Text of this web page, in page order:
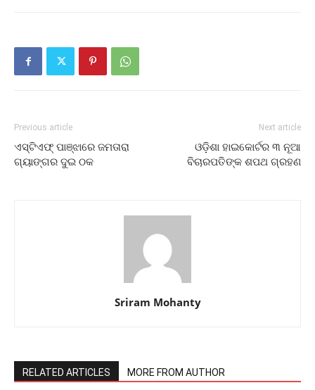
Previous article
ଏସ୍‌ଟିଏଫ୍ ପାଞ୍ଝାରେ ଜମତାରା
ଗ୍ୟାଙ୍ଗର ଦୁଇ ଠକ
Next article
ଓଡ଼ିଶା ହାଇକୋର୍ଟର ୩ ନୂଆ
ବିଚାରପତିଙ୍କ ଶପଥ ଗ୍ରହଣ
Sriram Mohanty
RELATED ARTICLES MORE FROM AUTHOR